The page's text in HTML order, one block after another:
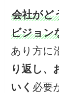
会社がど
ビジョン
あり方に
り返し、
いく 必要